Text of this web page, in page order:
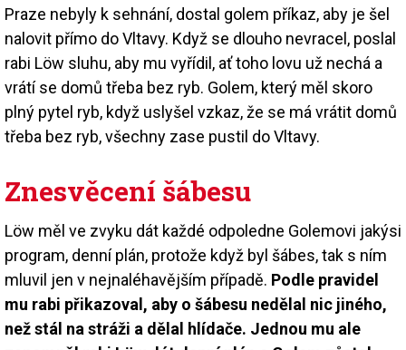
Praze nebyly k sehnání, dostal golem příkaz, aby je šel
nalovit přímo do Vltavy. Když se dlouho nevracel, poslal
rabi Löw sluhu, aby mu vyřídil, ať toho lovu už nechá a
vrátí se domů třeba bez ryb. Golem, který měl skoro
plný pytel ryb, když uslyšel vzkaz, že se má vrátit domů
třeba bez ryb, všechny zase pustil do Vltavy.
Znesvěcení šábesu
Löw měl ve zvyku dát každé odpoledne Golemovi jakýsi
program, denní plán, protože když byl šábes, tak s ním
mluvil jen v nejnaléhavějším případě. Podle pravidel
mu rabi přikazoval, aby o šábesu nedělal nic jiného,
než stál na stráži a dělal hlídače. Jednou mu ale